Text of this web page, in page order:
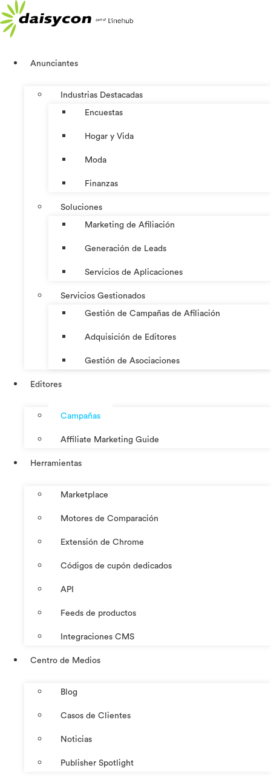
al
contenido
Anunciantes
Industrias Destacadas
Encuestas
Hogar y Vida
Moda
Finanzas
Soluciones
Marketing de Afiliación
Generación de Leads
Servicios de Aplicaciones
Servicios Gestionados
Gestión de Campañas de Afiliación
Adquisición de Editores
Gestión de Asociaciones
Editores
Campañas
Affiliate Marketing Guide
Herramientas
Marketplace
Motores de Comparación
Extensión de Chrome
Códigos de cupón dedicados
API
Feeds de productos
Integraciones CMS
Centro de Medios
Blog
Casos de Clientes
Noticias
Publisher Spotlight